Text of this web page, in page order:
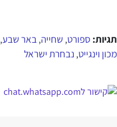
תגיות: ספורט, שחייה,באר שבע,
מכון וינגייט, נבחרת ישראל